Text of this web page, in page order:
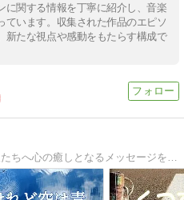
に関する情報を丁寧に紹介し、音楽
ています。収集された作品のエピソ
新たな視点や感動をもたらす構成で
音楽を通じて現世を生きる人たちへ心の癒しとなるメッセージを届ける【メンタルエイド】企画と介護福祉試験対策に特化したブログです。